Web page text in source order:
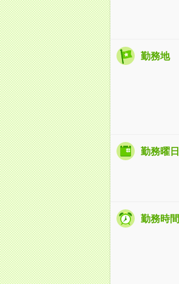
勤務地
勤務曜日
勤務時間